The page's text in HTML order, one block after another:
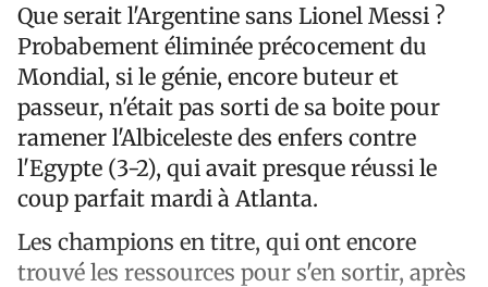
Que serait l'Argentine sans Lionel Messi ?
Probabement éliminée précocement du
Mondial, si le génie, encore buteur et
passeur, n'était pas sorti de sa boite pour
ramener l'Albiceleste des enfers contre
l'Egypte (3-2), qui avait presque réussi le
coup parfait mardi à Atlanta.
Les champions en titre, qui ont encore
trouvé les ressources pour s'en sortir, après